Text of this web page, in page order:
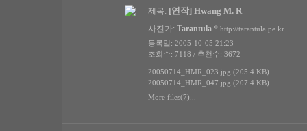
제목: [연작] Hwang M. R
사진가: Tarantula * http://tarantula.pe.kr
등록일: 2005-10-05 21:23
조회수: 7118 / 추천수: 3672
20050714_HMR_023.jpg (205.4 KB)
20050714_HMR_047.jpg (207.4 KB)
More files(7)...